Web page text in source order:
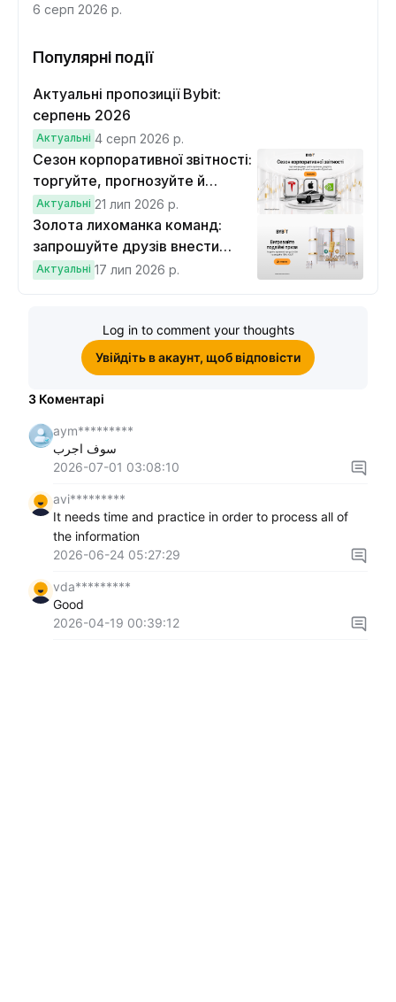
6 серп 2026 р.
Популярні події
Актуальні пропозиції Bybit:
серпень 2026
Актуальні 4 серп 2026 р.
Сезон корпоративної звітності:
торгуйте, прогнозуйте й
вигравайте Cybertruck
Актуальні 21 лип 2026 р.
Золота лихоманка команд:
запрошуйте друзів внести
депозит на $100 і торгувати на
Актуальні 17 лип 2026 р.
Log in to comment your thoughts
Увійдіть в акаунт, щоб відповісти
3 Коментарі
aym*********
سوف اجرب
2026-07-01 03:08:10
avi*********
It needs time and practice in order to process all of
the information
2026-06-24 05:27:29
vda*********
Good
2026-04-19 00:39:12